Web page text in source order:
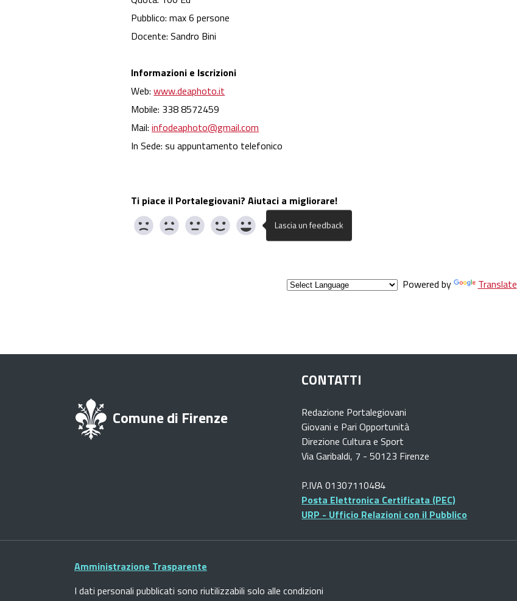
Pubblico: max 6 persone
Docente: Sandro Bini
Informazioni e Iscrizioni
Web:www.deaphoto.it
Mobile: 338 8572459
Mail:infodeaphoto@gmail.com
In Sede: su appuntamento telefonico
Ti piace il Portalegiovani? Aiutaci a migliorare!
Powered by Translate
Comune di Firenze
CONTATTI
Redazione Portalegiovani
Giovani e Pari Opportunità
Direzione Cultura e Sport
Via Garibaldi, 7 - 50123 Firenze
P.IVA 01307110484
Posta Elettronica Certificata (PEC)
URP - Ufficio Relazioni con il Pubblico
Amministrazione Trasparente
I dati personali pubblicati sono riutilizzabili solo alle condizioni